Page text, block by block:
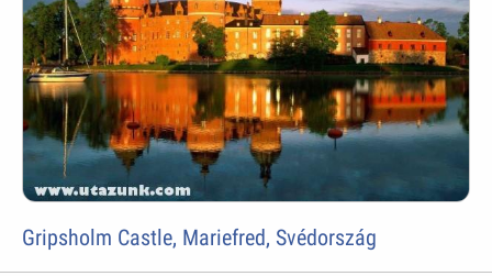
Gripsholm Castle, Mariefred, Svédország